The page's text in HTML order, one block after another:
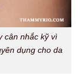
cân nhắc kỹ vì
dụng cho da